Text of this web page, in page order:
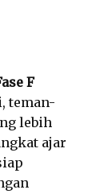
F
teman-
lebih
ajar